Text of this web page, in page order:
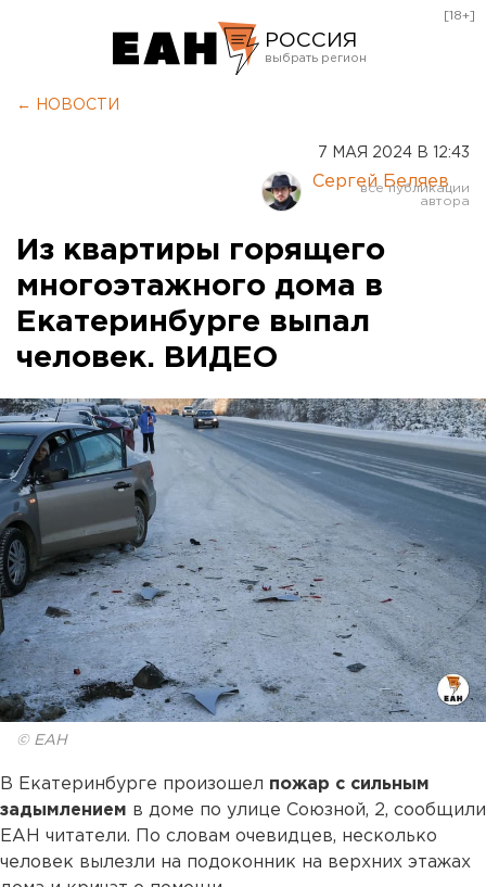
РОССИЯ
Курган
Оренбург
[18+]
← НОВОСТИ
7 МАЯ 2024 В 12:43
Сергей Беляев
Из квартиры горящего
многоэтажного дома в
Екатеринбурге выпал
человек. ВИДЕО
© ЕАН
В Екатеринбурге произошел пожар с сильным
задымлением в доме по улице Союзной, 2, сообщили
ЕАН читатели. По словам очевидцев, несколько
человек вылезли на подоконник на верхних этажах